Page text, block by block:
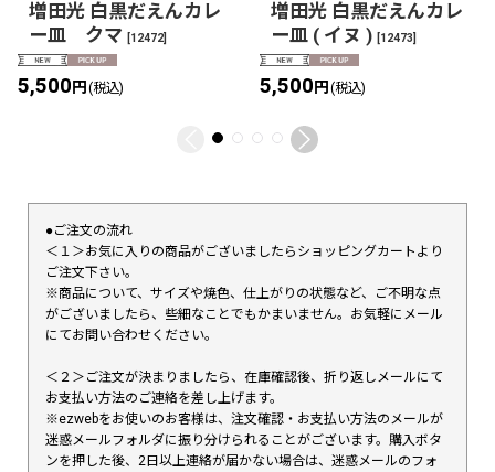
増田光 白黒だえんカレ
ー皿 クマ [12472]
5,500円 (税込)
増田光 白黒だえんカレ
ー皿 ( イヌ ) [12473]
5,500円 (税込)
●ご注文の流れ
＜１＞お気に入りの商品がございましたらショッピングカートより
ご注文下さい。
※商品について、サイズや焼色、仕上がりの状態など、ご不明な点
がございましたら、些細なことでもかまいません。お気軽にメール
にてお問い合わせください。
＜２＞ご注文が決まりましたら、在庫確認後、折り返しメールにて
お支払い方法のご連絡を差し上げます。
※ezwebをお使いのお客様は、注文確認・お支払い方法のメールが
迷惑メールフォルダに振り分けられることがございます。購入ボタ
ンを押した後、2日以上連絡が届かない場合は、迷惑メールのフォ